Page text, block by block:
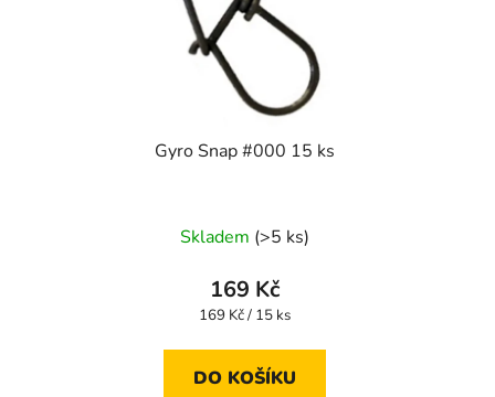
Gyro Snap #000 15 ks
Skladem (>5 ks)
169 Kč
Měrná
169 Kč / 15 ks
DO KOŠÍKU